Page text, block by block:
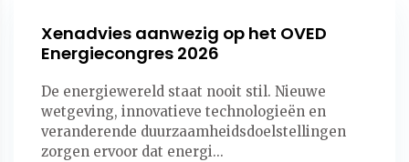
Xenadvies aanwezig op het OVED
Energiecongres 2026
De energiewereld staat nooit stil. Nieuwe
wetgeving, innovatieve technologieën en
veranderende duurzaamheidsdoelstellingen
zorgen ervoor dat energi...